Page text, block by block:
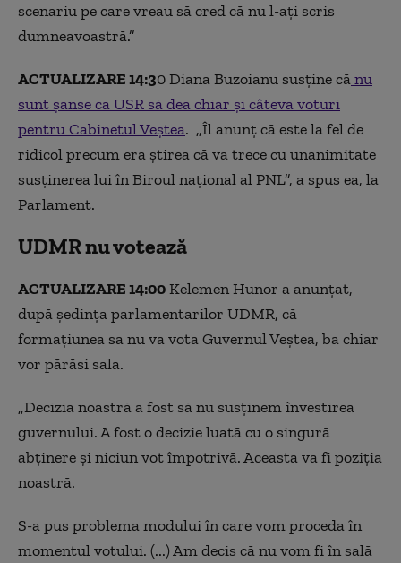
scenariu pe care vreau să cred că nu l-ați scris
dumneavoastră.”
ACTUALIZARE 14:30 Diana Buzoianu susține cănu
sunt șanse ca USR să dea chiar și câteva voturi
pentru Cabinetul Veștea. „Îl anunţ că este la fel de
ridicol precum era ştirea că va trece cu unanimitate
susţinerea lui în Biroul naţional al PNL”, a spus ea, la
Parlament.
UDMR nu votează
ACTUALIZARE 14:00Kelemen Hunor a anunțat,
după ședința parlamentarilor UDMR, că
formațiunea sa nu va vota Guvernul Veștea, ba chiar
vor părăsi sala.
„Decizia noastră a fost să nu susținem învestirea
guvernului. A fost o decizie luată cu o singură
abținere și niciun vot împotrivă. Aceasta va fi poziția
noastră.
S-a pus problema modului în care vom proceda în
momentul votului. (...) Am decis că nu vom fi în sală